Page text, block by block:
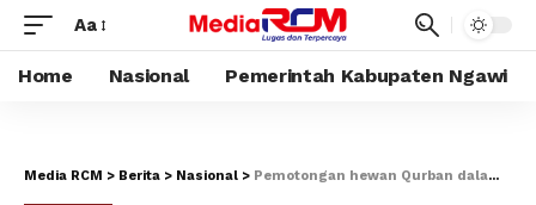
Aa
Home Nasional Pemerintah Kabupaten Ngawi
Media RCM > Berita > Nasional > Pemotongan hewan Qurban dalam Rangka Hari Raya Idul Adha1446.H,Samsat Ciayumajakuning dilaksanakan di Samsat Kabupaten Cirebon Sumber